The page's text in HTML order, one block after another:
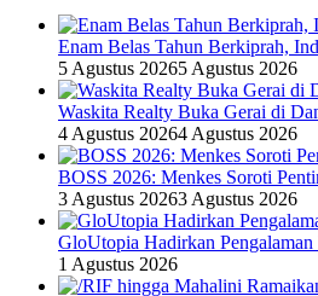
Enam Belas Tahun Berkiprah,
5 Agustus 20265 Agustus 2026
Waskita Realty Buka Gerai di
4 Agustus 20264 Agustus 2026
BOSS 2026: Menkes Soroti
3 Agustus 20263 Agustus 2026
GloUtopia Hadirkan
1 Agustus 2026